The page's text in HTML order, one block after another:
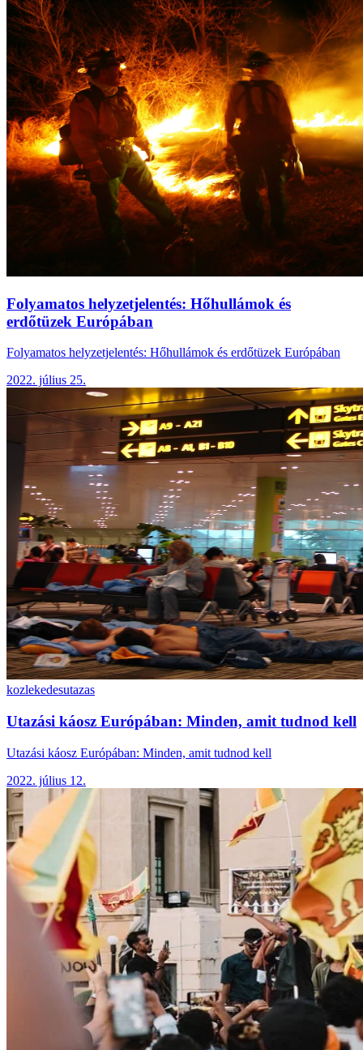
Folyamatos helyzetjelentés: Hőhullámok és
erdőtüzek Európában
Folyamatos helyzetjelentés: Hőhullámok és erdőtüzek Európában
2022. július 25.
kozlekedesutazas
Utazási káosz Európában: Minden, amit tudnod kell
Utazási káosz Európában: Minden, amit tudnod kell
2022. július 12.